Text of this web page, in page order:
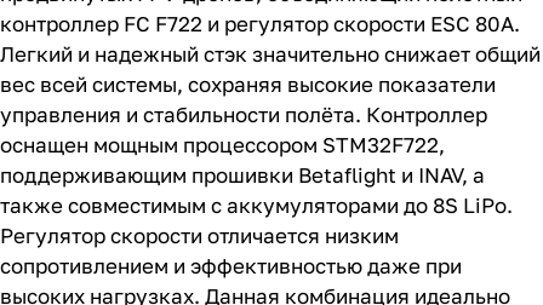
контроллер FC F722 и регулятор скорости ESC 80A.
Легкий и надежный стэк значительно снижает общий
вес всей системы, сохраняя высокие показатели
управления и стабильности полёта. Контроллер
оснащен мощным процессором STM32F722,
поддерживающим прошивки Betaflight и INAV, а
также совместимым с аккумуляторами до 8S LiPo.
Регулятор скорости отличается низким
сопротивлением и эффективностью даже при
высоких нагрузках. Данная комбинация идеально